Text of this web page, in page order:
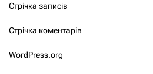
Стрічка записів
Стрічка коментарів
WordPress.org